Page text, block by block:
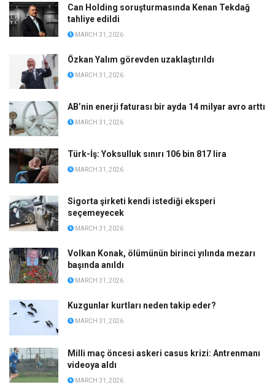
Can Holding soruşturmasında Kenan Tekdağ
tahliye edildi
MARCH 31, 2026
Özkan Yalım görevden uzaklaştırıldı
MARCH 31, 2026
AB’nin enerji faturası bir ayda 14 milyar avro arttı
MARCH 31, 2026
Türk-İş: Yoksulluk sınırı 106 bin 817 lira
MARCH 31, 2026
Sigorta şirketi kendi istediği eksperi
seçemeyecek
MARCH 31, 2026
Volkan Konak, ölümünün birinci yılında mezarı
başında anıldı
MARCH 31, 2026
Kuzgunlar kurtları neden takip eder?
MARCH 31, 2026
Milli maç öncesi askeri casus krizi: Antrenmanı
videoya aldı
MARCH 31, 2026